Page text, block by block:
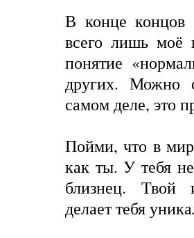
В конце
всего лишь моё
понятие
других. Можно
самом деле, это
Пойми, что в
как ты. У тебя
близнец. Твой
делает тебя